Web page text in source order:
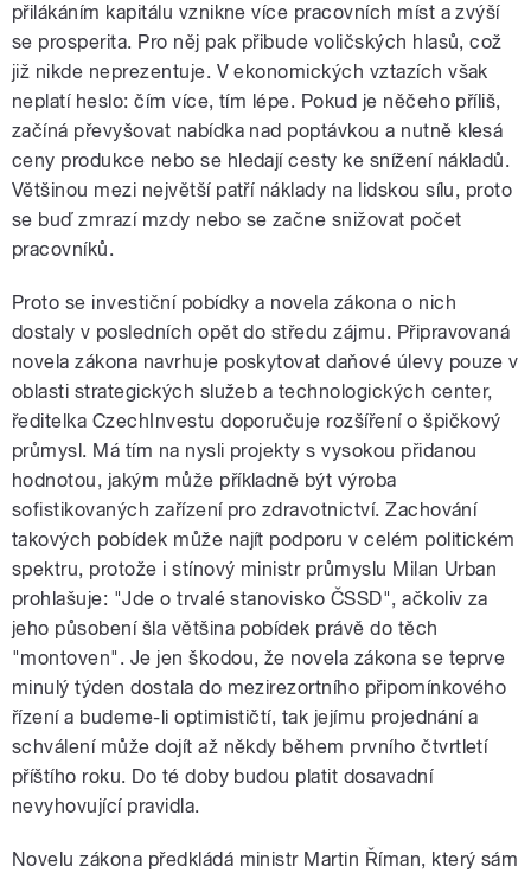
přilákáním kapitálu vznikne více pracovních míst a zvýší
se prosperita. Pro něj pak přibude voličských hlasů, což
již nikde neprezentuje. V ekonomických vztazích však
neplatí heslo: čím více, tím lépe. Pokud je něčeho příliš,
začíná převyšovat nabídka nad poptávkou a nutně klesá
ceny produkce nebo se hledají cesty ke snížení nákladů.
Většinou mezi největší patří náklady na lidskou sílu, proto
se buď zmrazí mzdy nebo se začne snižovat počet
pracovníků.
Proto se investiční pobídky a novela zákona o nich
dostaly v posledních opět do středu zájmu. Připravovaná
novela zákona navrhuje poskytovat daňové úlevy pouze v
oblasti strategických služeb a technologických center,
ředitelka CzechInvestu doporučuje rozšíření o špičkový
průmysl. Má tím na nysli projekty s vysokou přidanou
hodnotou, jakým může příkladně být výroba
sofistikovaných zařízení pro zdravotnictví. Zachování
takových pobídek může najít podporu v celém politickém
spektru, protože i stínový ministr průmyslu Milan Urban
prohlašuje: "Jde o trvalé stanovisko ČSSD", ačkoliv za
jeho působení šla většina pobídek právě do těch
"montoven". Je jen škodou, že novela zákona se teprve
minulý týden dostala do mezirezortního připomínkového
řízení a budeme-li optimističtí, tak jejímu projednání a
schválení může dojít až někdy během prvního čtvrtletí
příštího roku. Do té doby budou platit dosavadní
nevyhovující pravidla.
Novelu zákona předkládá ministr Martin Říman, který sám